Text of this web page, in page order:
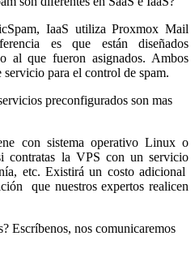
IaaS utiliza Proxmox Mail
es que están diseñados
al que fueron asignados. Ambos
para el control de spam.
preconfigurados son mas
con sistema operativo Linux o
contratas la VPS con un servicio
etc. Existirá un costo adicional
que nuestros expertos realicen
Escríbenos, nos comunicaremos